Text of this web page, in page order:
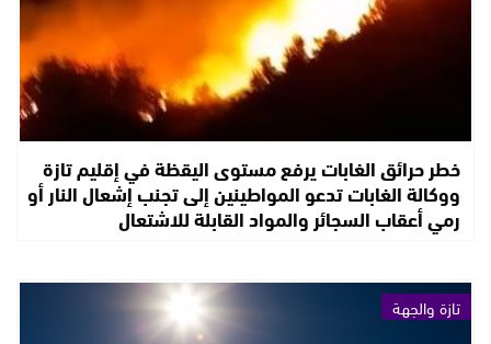
خطر حرائق الغابات يرفع مستوى اليقظة في إقليم تازة
ووكالة الغابات تدعو المواطينين إلى تجنب إشعال النار أو
رمي أعقاب السجائر والمواد القابلة للاشتعال
تازة والجهة